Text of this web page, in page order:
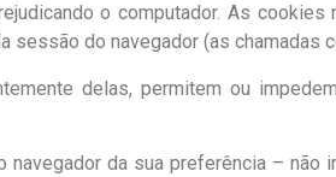
o computador. As
do navegador (as chamadas
delas, permitem ou
da sua preferência – não